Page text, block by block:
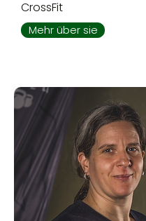
CrossFit
Mehr über sie